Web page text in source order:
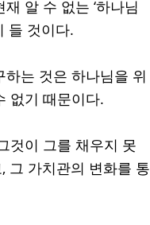
알 수 없는 ‘하나님
들 것이다.
는 것은 하나님을 위
없기 때문이다.
것이 그를 채우지 못
그 가치관의 변화를 통